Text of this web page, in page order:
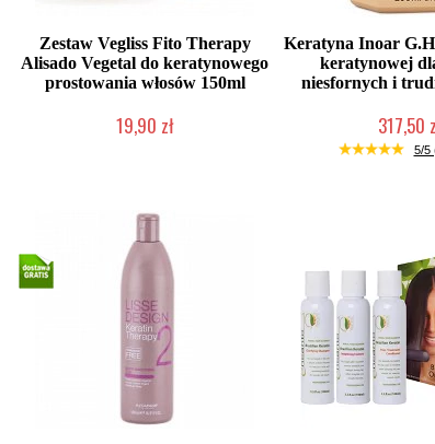
Zestaw Vegliss Fito Therapy
Alisado Vegetal do keratynowego
prostowania włosów 150ml
19,90 zł
Keratyna Inoar
keratynowej
niesfornych i
317,50
2-5 dni 5/5